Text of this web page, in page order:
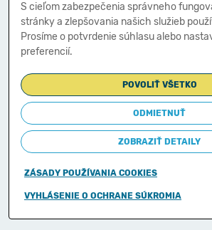
S cieľom zabezpečenia správneho
stránky a zlepšovania našich služieb
Prosíme o potvrdenie súhlasu alebo
preferencií.
POVOLIŤ VŠETKO
ODMIETNUŤ
ZOBRAZIŤ DETAILY
ZÁSADY POUŽÍVANIA COOKIES
VYHLÁSENIE O OCHRANE SÚKROMIA
Copyright © 2011-2026